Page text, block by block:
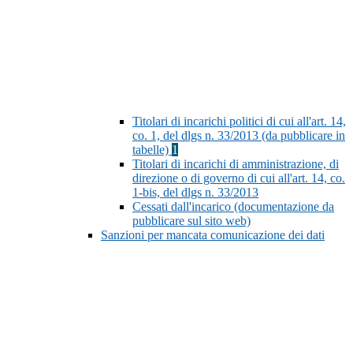
Titolari di incarichi politici di cui all'art. 14,
co. 1, del dlgs n. 33/2013 (da pubblicare in
tabelle) 1
Titolari di incarichi di amministrazione, di
direzione o di governo di cui all'art. 14, co.
1-bis, del dlgs n. 33/2013
Cessati dall'incarico (documentazione da
pubblicare sul sito web)
Sanzioni per mancata comunicazione dei dati